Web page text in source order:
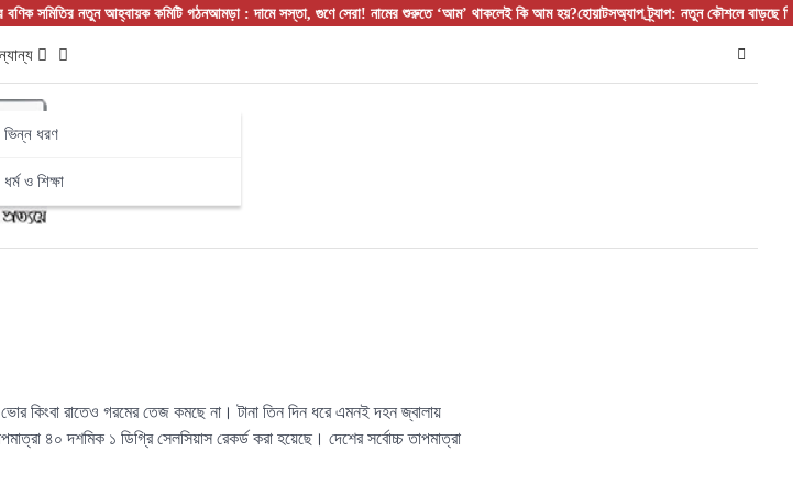
নতুন আহ্বায়ক কমিটি গঠনআমড়া : দামে সস্তা, গুণে সেরা! নামের শুরুতে ‘আম’ থাকলেই কি আম হয়?হোয়াটসঅ্যাপ ট্র্যাপ: নতুন কৌশলে বাড়ছে ডিজিটাল
ভিন্ন ধরণ
ধর্ম ও শিক্ষা
কিংবা রাতেও গরমের তেজ কমছে না। টানা তিন দিন ধরে এমনই দহন জ্বালায়
৪০ দশমিক ১ ডিগ্রি সেলসিয়াস রেকর্ড করা হয়েছে। দেশের সর্বোচ্চ তাপমাত্রা